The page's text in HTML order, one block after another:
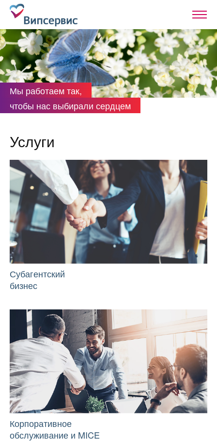
Мы работаем так,
чтобы нас выбирали сердцем
Услуги
Субагентский
бизнес
Корпоративное
обслуживание и MICE